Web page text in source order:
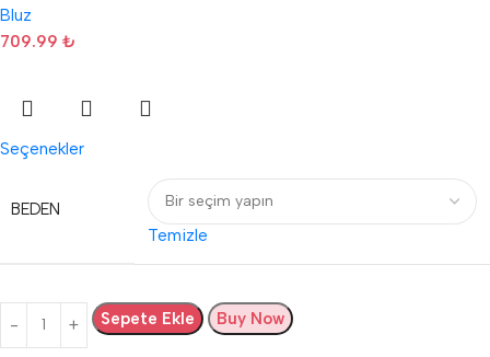
Bluz
709.99 ₺
Seçenekler
BEDEN
Temizle
Sepete Ekle Buy Now